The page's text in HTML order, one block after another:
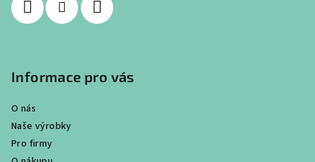
Informace pro vás
O nás
Naše výrobky
Pro firmy